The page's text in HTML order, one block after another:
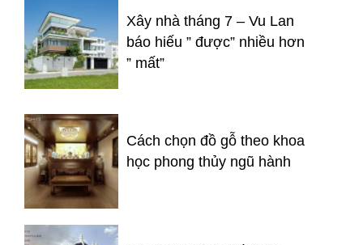
Xây nhà tháng 7 – Vu Lan
báo hiếu ” được” nhiều hơn
” mất”
Cách chọn đồ gỗ theo khoa
học phong thủy ngũ hành